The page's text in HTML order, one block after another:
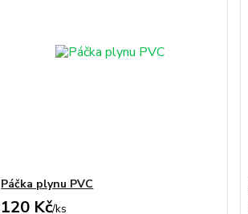
Páčka plynu PVC
120 Kč/ks